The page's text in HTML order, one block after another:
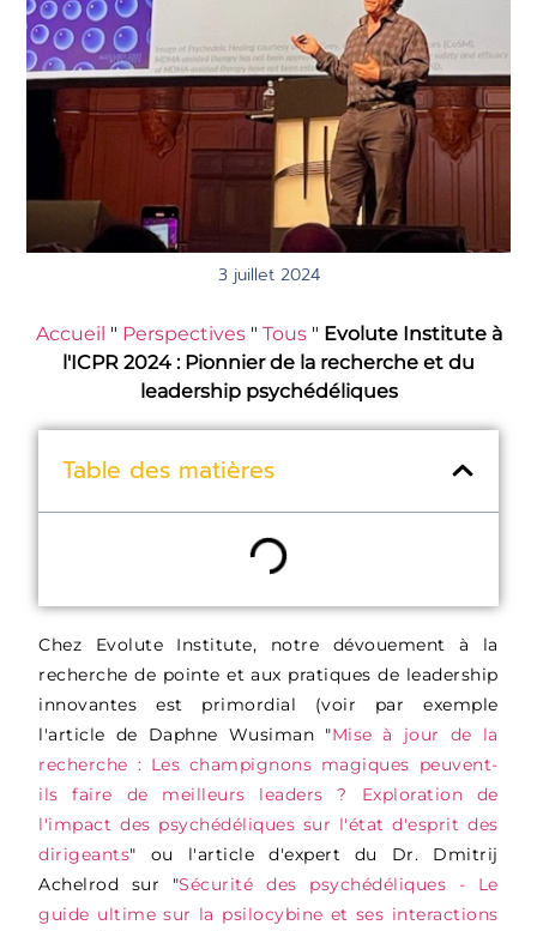
3 juillet 2024
Accueil " Perspectives" Tous" Evolute Institute à
l'ICPR 2024 : Pionnier de la recherche et du
leadership psychédéliques
Table des matières
Chez Evolute Institute, notre dévouement à la
recherche de pointe et aux pratiques de leadership
innovantes est primordial (voir par exemple
l'article de Daphne Wusiman "Mise à jour de la
recherche : Les champignons magiques peuvent-
ils faire de meilleurs leaders ? Exploration de
l'impact des psychédéliques sur l'état d'esprit des
dirigeants" ou l'article d'expert du Dr. Dmitrij
Achelrod sur "Sécurité des psychédéliques - Le
guide ultime sur la psilocybine et ses interactions